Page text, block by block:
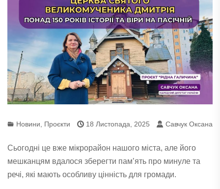
Новини Проєкти 18 Листопада, 2025 Савчук Оксана
Сьогодні це вже мікрорайон нашого міста, але його
мешканцям вдалося зберегти памʼять про минуле та
речі, які мають особливу цінність для громади.